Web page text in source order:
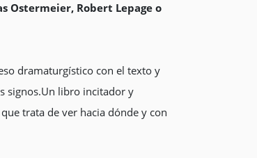
Ostermeier, Robert Lepage o
dramaturgístico con el texto y
signos.Un libro incitador y
trata de ver hacia dónde y con